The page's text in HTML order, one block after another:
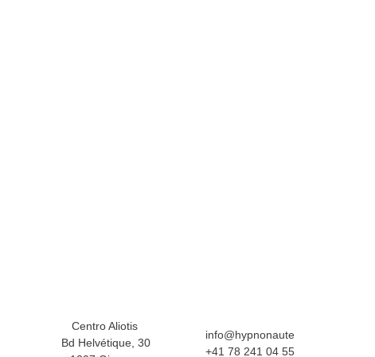
Centro Aliotis
Bd Helvétique, 30
info@hypnonaute
+41 78 241 04 55